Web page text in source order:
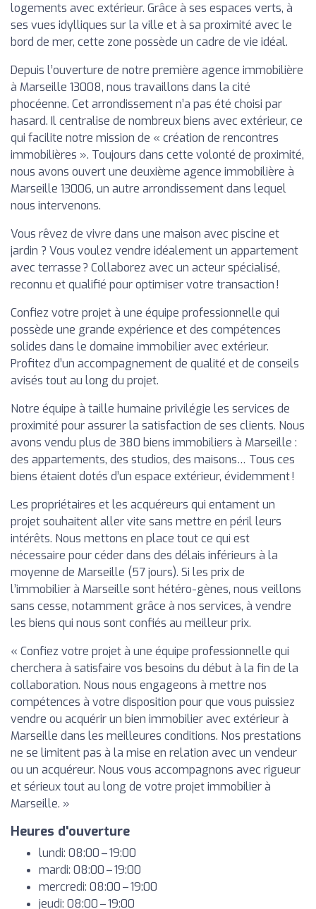
logements avec extérieur. Grâce à ses espaces verts, à
ses vues idylliques sur la ville et à sa proximité avec le
bord de mer, cette zone possède un cadre de vie idéal.
Depuis l’ouverture de notre première agence immobilière
à Marseille 13008, nous travaillons dans la cité
phocéenne. Cet arrondissement n’a pas été choisi par
hasard. Il centralise de nombreux biens avec extérieur, ce
qui facilite notre mission de « création de rencontres
immobilières ». Toujours dans cette volonté de proximité,
nous avons ouvert une deuxième agence immobilière à
Marseille 13006, un autre arrondissement dans lequel
nous intervenons.
Vous rêvez de vivre dans une maison avec piscine et
jardin ? Vous voulez vendre idéalement un appartement
avec terrasse ? Collaborez avec un acteur spécialisé,
reconnu et qualifié pour optimiser votre transaction !
Confiez votre projet à une équipe professionnelle qui
possède une grande expérience et des compétences
solides dans le domaine immobilier avec extérieur.
Profitez d’un accompagnement de qualité et de conseils
avisés tout au long du projet.
Notre équipe à taille humaine privilégie les services de
proximité pour assurer la satisfaction de ses clients. Nous
avons vendu plus de 380 biens immobiliers à Marseille :
des appartements, des studios, des maisons… Tous ces
biens étaient dotés d’un espace extérieur, évidemment !
Les propriétaires et les acquéreurs qui entament un
projet souhaitent aller vite sans mettre en péril leurs
intérêts. Nous mettons en place tout ce qui est
nécessaire pour céder dans des délais inférieurs à la
moyenne de Marseille (57 jours). Si les prix de
l’immobilier à Marseille sont hétéro-gènes, nous veillons
sans cesse, notamment grâce à nos services, à vendre
les biens qui nous sont confiés au meilleur prix.
« Confiez votre projet à une équipe professionnelle qui
cherchera à satisfaire vos besoins du début à la fin de la
collaboration. Nous nous engageons à mettre nos
compétences à votre disposition pour que vous puissiez
vendre ou acquérir un bien immobilier avec extérieur à
Marseille dans les meilleures conditions. Nos prestations
ne se limitent pas à la mise en relation avec un vendeur
ou un acquéreur. Nous vous accompagnons avec rigueur
et sérieux tout au long de votre projet immobilier à
Marseille. »
Heures d'ouverture
lundi: 08:00 – 19:00
mardi: 08:00 – 19:00
mercredi: 08:00 – 19:00
jeudi: 08:00 – 19:00